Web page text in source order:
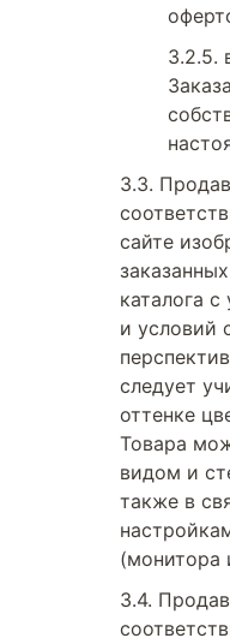
сайте
каталога
и условий
следует
оттенке
Товара
видом и
также в
(монитора